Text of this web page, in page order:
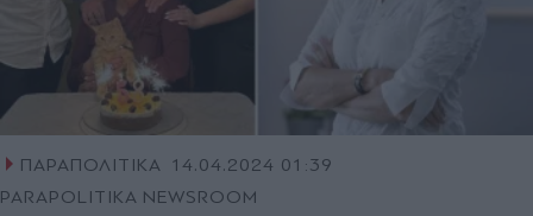
ΠΑΡΑΠΟΛΙΤΙΚΑ
14.04.2024 01:39
PARAPOLITIKA NEWSROOM